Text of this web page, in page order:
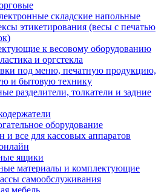
складские напольные
этикетирования (весы с печатью
к весовому оборудованию
и оргстекла
под меню, печатную продукцию,
и бытовую технику
разделители, толкатели и задние
оборудование
и все для кассовых аппаратов
ящики
материалы и комплектующие
самообслуживания
мебель